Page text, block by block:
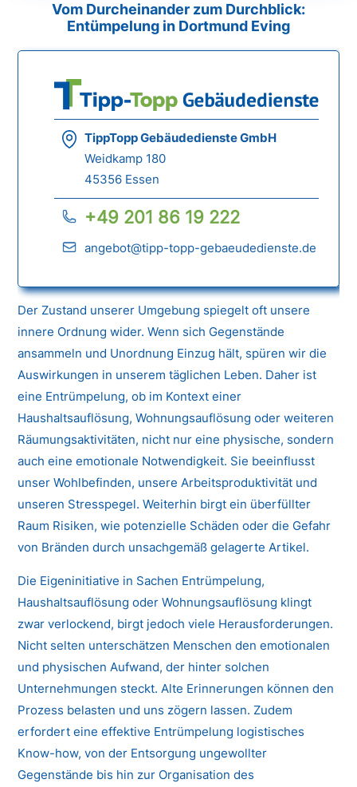
Vom Durcheinander zum Durchblick:
Entümpelung in Dortmund Eving
TippTopp Gebäudedienste GmbH
Weidkamp 180
45356 Essen
+49 201 86 19 222
angebot@tipp-topp-gebaeudedienste.de
Der Zustand unserer Umgebung spiegelt oft unsere
innere Ordnung wider. Wenn sich Gegenstände
ansammeln und Unordnung Einzug hält, spüren wir die
Auswirkungen in unserem täglichen Leben. Daher ist
eine Entrümpelung, ob im Kontext einer
Haushaltsauflösung, Wohnungsauflösung oder weiteren
Räumungsaktivitäten, nicht nur eine physische, sondern
auch eine emotionale Notwendigkeit. Sie beeinflusst
unser Wohlbefinden, unsere Arbeitsproduktivität und
unseren Stresspegel. Weiterhin birgt ein überfüllter
Raum Risiken, wie potenzielle Schäden oder die Gefahr
von Bränden durch unsachgemäß gelagerte Artikel.
Die Eigeninitiative in Sachen Entrümpelung,
Haushaltsauflösung oder Wohnungsauflösung klingt
zwar verlockend, birgt jedoch viele Herausforderungen.
Nicht selten unterschätzen Menschen den emotionalen
und physischen Aufwand, der hinter solchen
Unternehmungen steckt. Alte Erinnerungen können den
Prozess belasten und uns zögern lassen. Zudem
erfordert eine effektive Entrümpelung logistisches
Know-how, von der Entsorgung ungewollter
Gegenstände bis hin zur Organisation des